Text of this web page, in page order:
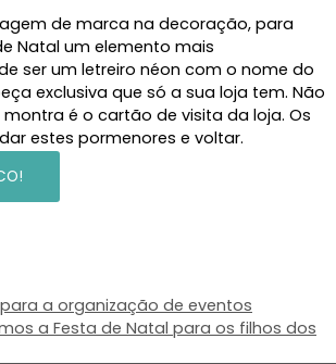
de marca na decoração, para
Natal um elemento mais
ser um letreiro néon com o nome do
exclusiva que só a sua loja tem. Não
é o cartão de visita da loja. Os
estes pormenores e voltar.
a organização de eventos
a Festa de Natal para os filhos dos